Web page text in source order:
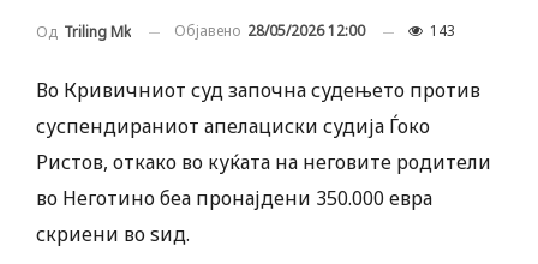
Од Triling Mk Објавено 28/05/2026 12:00 143
Во Кривичниот суд започна судењето против
суспендираниот апелациски судија Ѓоко
Ристов, откако во куќата на неговите родители
во Неготино беа пронајдени 350.000 евра
скриени во ѕид.